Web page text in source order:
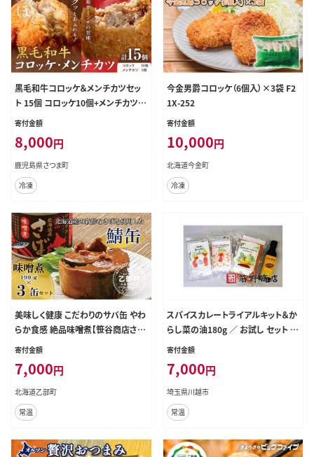
黒毛和牛コロッケ＆メンチカツセッ
ト 15個 コロッケ10個+メンチカツ5
個 LRプラスK《90日以内に出荷予定
児島県産 黒毛和牛 惣菜 おかず 小
分け 解凍不要 コロッケ メンチカツ-
--stm-kmc-17-15k---
寄付金額
8,000円
鹿児島県さつま町
冷凍
今金男爵コロッケ（6個入）×3袋 F2
1X-252
寄付金額
10,000円
北海道今金町
冷凍
美味しく健康 こだわりのサバ缶 やわ
らか食感 絶品味噌煮【笹谷商店さば
味噌煮缶：3缶】＜ スピード発送 手
国産 北海道産 道産 笹谷商店 釧之
助 缶詰 魚介 魚介類 海産物 非常食
備蓄 防災 キャンプ 常温 人気 ランキ
ング ふるさと納税 贈答品 景品 粗品
笹谷商店 味噌 みそ 晩酌 父の日 ＞
寄付金額
7,000円
北海道乙部町
常温
スパイスカレートライアルキット＆か
らし菜の油180g ／ お試し セット 香
辛料 埼玉県
寄付金額
7,000円
埼玉県川越市
常温